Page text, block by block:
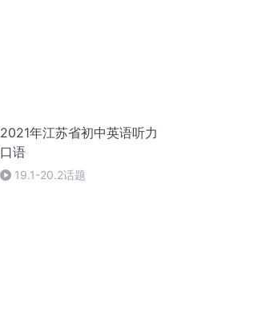
2021年江苏省初中英语听力
口语
19.1-20.2话题